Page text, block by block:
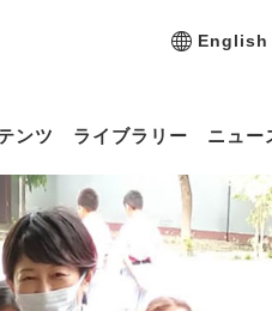
English
ンツ ライブラリー ニュー